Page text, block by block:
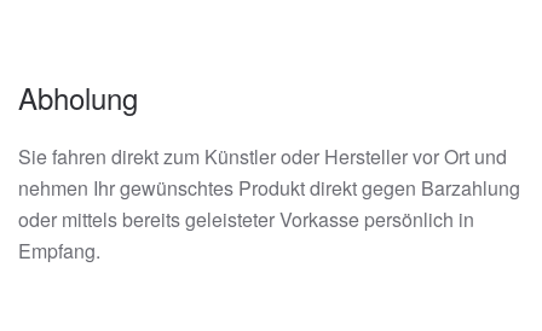
Abholung
Sie fahren direkt zum Künstler oder Hersteller vor Ort und
nehmen Ihr gewünschtes Produkt direkt gegen Barzahlung
oder mittels bereits geleisteter Vorkasse persönlich in
Empfang.